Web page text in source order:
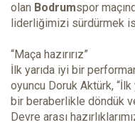
olan Bodrumspor
liderliğimizi sürdürmek
“Maça hazırırız”
İlk yarıda iyi bir
oyuncu Doruk Aktürk,
bir beraberlikle döndük
Devre arası